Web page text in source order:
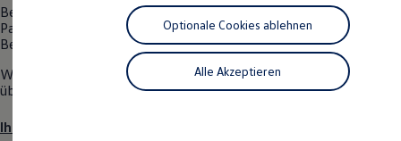
Reichweitensimulator
Ladezeitensimulator
Ladelösungen für Privatkunden
Ladelösungen für Gewerbekunden
Wallbox und Ladekabel
Bidirektionales Laden
Bestnoten gegeben und uns die Auszeichnung Top Service
Partner 2025 verliehen. Wir gehören damit zu den Top-Service-
Betrieben in Deutschland.
Wir freuen uns sehr darauf, auch Sie von unseren Leistungen zu
überzeugen.
Ihre Ansprechpartner
Alle Akzeptieren
Optionale Cookies ablehnen